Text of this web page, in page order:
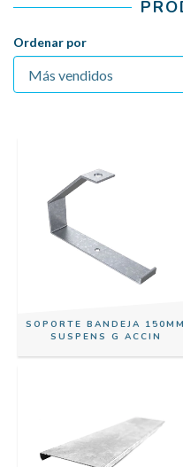
Ordenar por
SOPORTE BANDEJA 150MM
SUSPENS G ACCIN